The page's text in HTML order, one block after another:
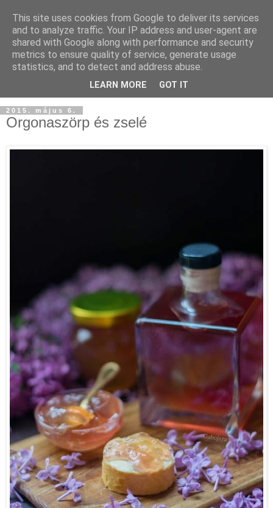
2015. május 6.
Orgonaszörp és zselé
This site uses cookies from Google to deliver its services
and to analyze traffic. Your IP address and user-agent are
shared with Google along with performance and security
metrics to ensure quality of service, generate usage
statistics, and to detect and address abuse.
LEARN MORE GOT IT